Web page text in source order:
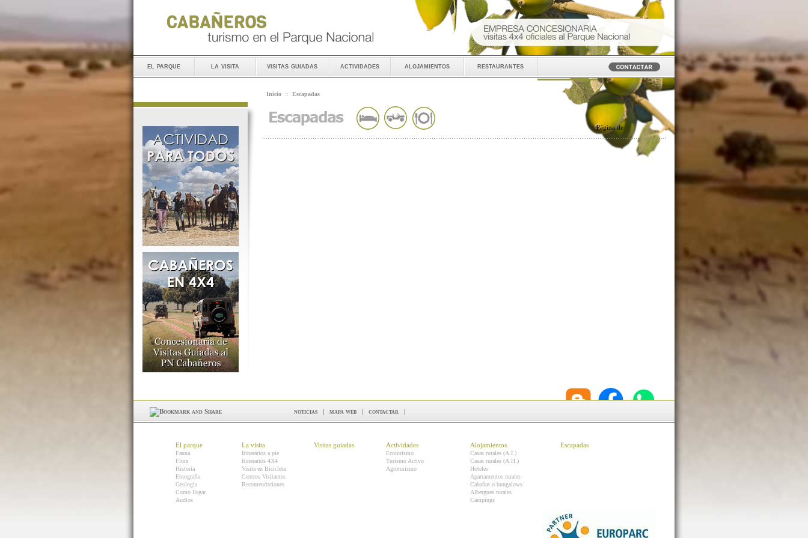
el parque la visita visitas guiadas actividades alojamientos restaurantes
Inicio :: Escapadas
Páginade
noticias | mapa web | contactar |
El parque
Fauna
Flora
Historia
Etnografía
Geología
Como llegar
Audios
La visita
Itinerarios a pie
Itinerarios 4X4
Visita en Bicicleta
Centros Visitantes
Recomendaciones
Visitas guiadas Actividades
Ecoturismo
Turismo Activo
Agroturismo
Alojamientos
Casas rurales (A.I.)
Casas rurales (A.H.)
Hoteles
Apartamentos rurales
Cabañas o bungalows
Albergues rurales
Campings
Escapadas